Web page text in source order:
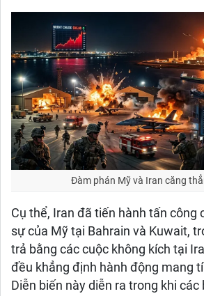
Đàm phán Mỹ và Iran căng
Cụ thể, Iran đã tiến hành tấn công
sự của Mỹ tại Bahrain và Kuwait,
trả bằng các cuộc không kích tại
đều khẳng định hành động mang
Diễn biến này diễn ra trong khi các